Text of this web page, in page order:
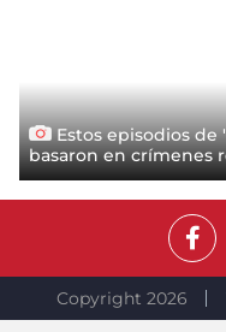
Estos episodios de
basaron en crímenes
Copyright 2026